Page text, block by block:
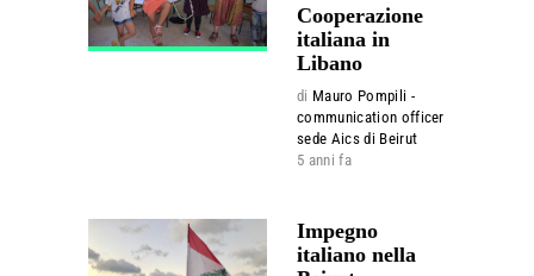
Cooperazione
italiana in
Libano
di Mauro Pompili -
communication officer
sede Aics di Beirut
5 anni fa
Impegno
italiano nella